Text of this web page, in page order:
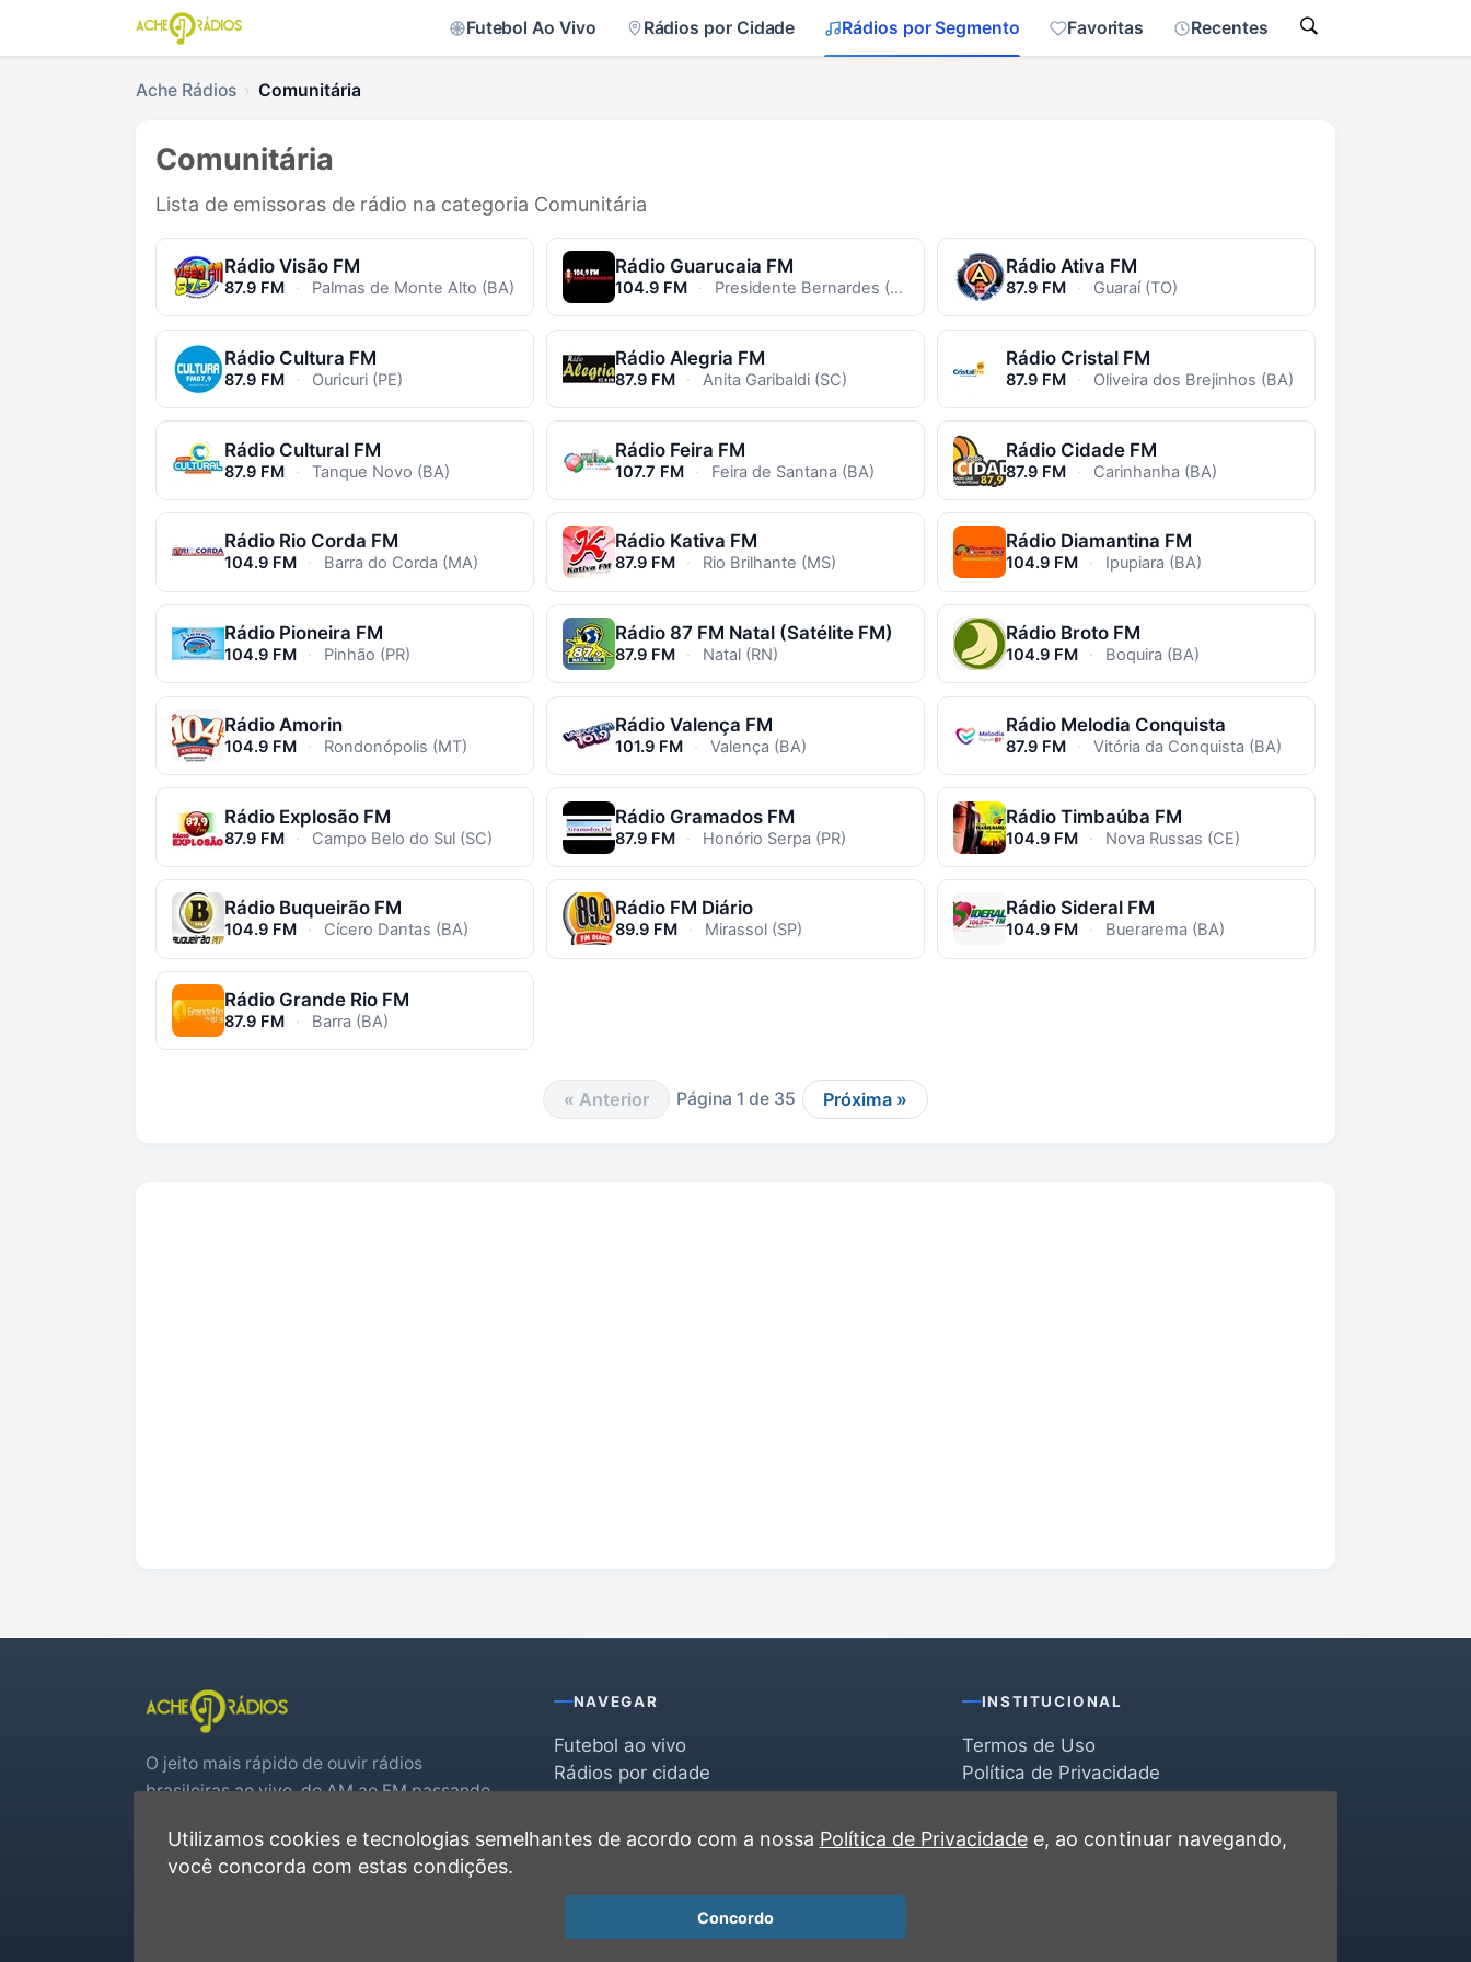
Futebol Ao Vivo Rádios por Cidade Rádios por Segmento Favoritas Recentes
Ache Rádios Comunitária
Comunitária
Lista de emissoras de rádio na categoria Comunitária
Rádio Visão FM
87.9 FM · Palmas de Monte Alto (BA)
Rádio Guarucaia FM
104.9 FM · Presidente Bernardes (SP)
Rádio Ativa FM
87.9 FM · Guaraí (TO)
Rádio Cultura FM
87.9 FM · Ouricuri (PE)
Rádio Alegria FM
87.9 FM · Anita Garibaldi (SC)
Rádio Cristal FM
87.9 FM · Oliveira dos Brejinhos (BA)
Rádio Cultural FM
87.9 FM · Tanque Novo (BA)
Rádio Feira FM
107.7 FM · Feira de Santana (BA)
Rádio Cidade FM
87.9 FM · Carinhanha (BA)
Rádio Rio Corda FM
104.9 FM · Barra do Corda (MA)
Rádio Kativa FM
87.9 FM · Rio Brilhante (MS)
Rádio Diamantina FM
104.9 FM · Ipupiara (BA)
Rádio Pioneira FM
104.9 FM · Pinhão (PR)
Rádio 87 FM Natal (Satélite FM)
87.9 FM · Natal (RN)
Rádio Broto FM
104.9 FM · Boquira (BA)
Rádio Amorin
104.9 FM · Rondonópolis (MT)
Rádio Valença FM
101.9 FM · Valença (BA)
Rádio Melodia Conquista
87.9 FM · Vitória da Conquista (BA)
Rádio Explosão FM
87.9 FM · Campo Belo do Sul (SC)
Rádio Gramados FM
87.9 FM · Honório Serpa (PR)
Rádio Timbaúba FM
104.9 FM · Nova Russas (CE)
Rádio Buqueirão FM
104.9 FM · Cícero Dantas (BA)
Rádio FM Diário
89.9 FM · Mirassol (SP)
Rádio Sideral FM
104.9 FM · Buerarema (BA)
Rádio Grande Rio FM
87.9 FM · Barra (BA)
« Anterior Página 1 de 35 Próxima »
O jeito mais rápido de ouvir rádios
brasileiras ao vivo, do AM ao FM passando
real.
NAVEGAR
Futebol ao vivo
Rádios por cidade
Favoritas
Recentes
INSTITUCIONAL
Termos de Uso
Política de Privacidade
Contato
Utilizamos cookies e tecnologias semelhantes de acordo com a nossa Política de Privacidadee, ao continuar navegando,
você concorda com estas condições.
Concordo